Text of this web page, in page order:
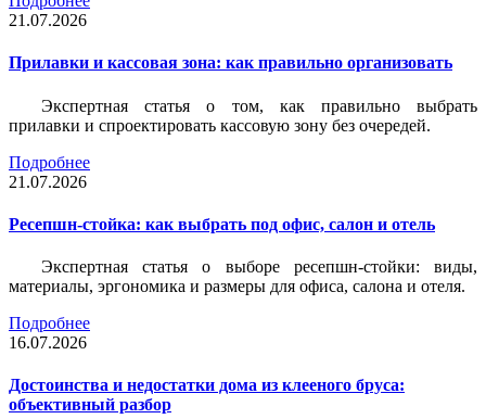
21.07.2026
Прилавки и кассовая зона: как правильно организовать
Экспертная статья о том, как правильно выбрать
прилавки и спроектировать кассовую зону без очередей.
Подробнее
21.07.2026
Ресепшн-стойка: как выбрать под офис, салон и отель
Экспертная статья о выборе ресепшн-стойки: виды,
материалы, эргономика и размеры для офиса, салона и отеля.
Подробнее
16.07.2026
Достоинства и недостатки дома из клееного бруса:
объективный разбор